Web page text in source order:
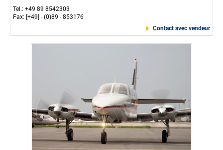
Tel.: +49 89 8542303
Fax: [+49] - (0)89 - 853176
Contact avec vendeur